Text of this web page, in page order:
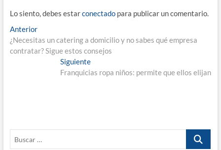
Lo siento, debes estarconectadopara publicar un comentario.
Navegación
de
entradas
AnteriorEntrada
anterior:
¿Necesitas un catering a domicilio y no sabes qué empresa
contratar? Sigue estos consejos
SiguienteEntrada
siguiente:
Franquicias ropa niños: permite que ellos elijan
Buscar